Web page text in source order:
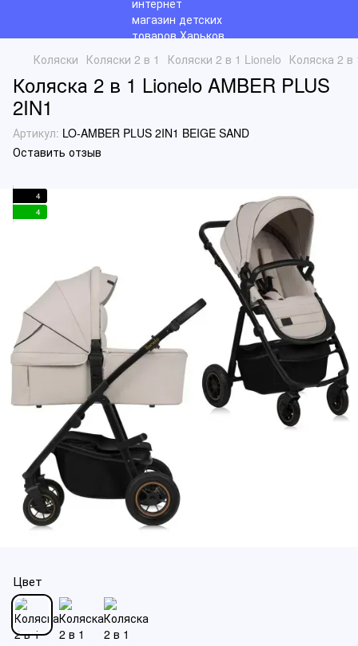
Коляски Коляски 2 в 1 Коляски 2 в 1 Lionelo Коляска 2 в
Коляска 2 в 1 Lionelo AMBER PLUS
2IN1
Артикул: LO-AMBER PLUS 2IN1 BEIGE SAND
Оставить отзыв
4
4
Цвет